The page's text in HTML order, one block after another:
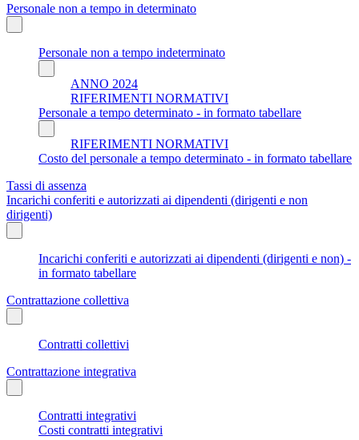
Personale non a tempo in determinato
Personale non a tempo indeterminato
ANNO 2024
RIFERIMENTI NORMATIVI
Personale a tempo determinato - in formato tabellare
RIFERIMENTI NORMATIVI
Costo del personale a tempo determinato - in formato tabellare
Tassi di assenza
Incarichi conferiti e autorizzati ai dipendenti (dirigenti e non
dirigenti)
Incarichi conferiti e autorizzati ai dipendenti (dirigenti e non) -
in formato tabellare
Contrattazione collettiva
Contratti collettivi
Contrattazione integrativa
Contratti integrativi
Costi contratti integrativi